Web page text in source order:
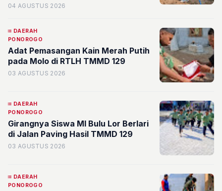
04 AGUSTUS 2026
DAERAH
PONOROGO
Adat Pemasangan Kain Merah Putih
pada Molo di RTLH TMMD 129
03 AGUSTUS 2026
DAERAH
PONOROGO
Girangnya Siswa MI Bulu Lor Berlari
di Jalan Paving Hasil TMMD 129
03 AGUSTUS 2026
DAERAH
PONOROGO